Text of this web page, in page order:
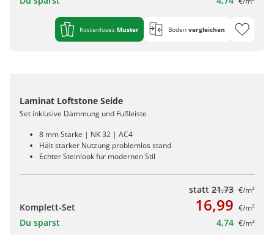
Kostenloses Muster Boden vergleichen
Laminat Loftstone Seide
Set inklusive Dämmung und Fußleiste
8 mm Stärke | NK 32 | AC4
Hält starker Nutzung problemlos stand
Echter Steinlook für modernen Stil
statt 21,73 €/m²
Komplett-Set 16,99 €/m²
Du sparst 4,74 €/m²